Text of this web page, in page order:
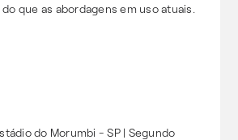
que as abordagens em uso atuais.